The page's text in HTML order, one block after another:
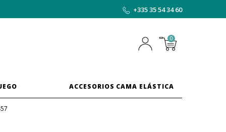
+335 35 54 34 60
0
ACCESORIOS CAMA ELÁSTICA